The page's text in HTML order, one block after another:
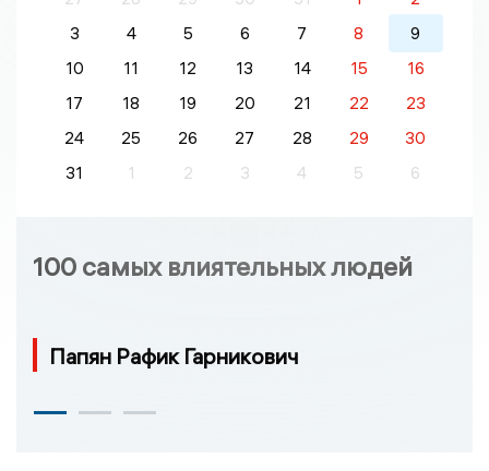
3
4 5 6 7 8
9
10
11 12 13 14 15
16
17
18 19 20 21 22
23
24
25 26 27 28 29
30
31
1 2 3 4 5 6
100 самых влиятельных людей
Папян Рафик Гарникович